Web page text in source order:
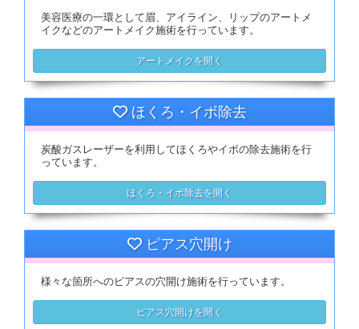
美容医療の一環として眉、アイライン、リップのアートメ
イクなどのアートメイク施術を行っています。
アートメイクを開く
ほくろ・イボ除去
炭酸ガスレーザーを利用してほくろやイボの除去施術を行
っています。
ほくろ・イボ除去を開く
ピアス穴開け
様々な箇所へのピアスの穴開け施術を行っています。
ピアス穴開けを開く